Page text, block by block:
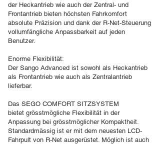
der Heckantrieb wie auch der Zentral- und
Frontantrieb bieten höchsten Fahrkomfort
absolute Präzision und dank der R-Net-Steuerung
vollumfängliche Anpassbarkeit auf jeden
Benutzer.
Enorme Flexibilität:
Der Sango Advanced ist sowohl als Heckantrieb
als Frontantrieb wie auch als Zentralantrieb
lieferbar.
Das SEGO COMFORT SITZSYSTEM
bietet grösstmögliche Flexibilität in der
Anpassung bei grösstmöglicher Kompaktheit.
Standardmässig ist er mit dem neuesten LCD-
Fahrpult von R-Net ausgerüstet. Möglich ist auch